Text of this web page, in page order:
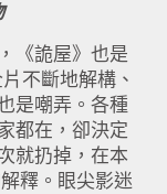
《詭屋》也是
不斷地解構、
是嘲弄。各種
都在，卻決定
就扔掉，在本
釋。眼尖影迷